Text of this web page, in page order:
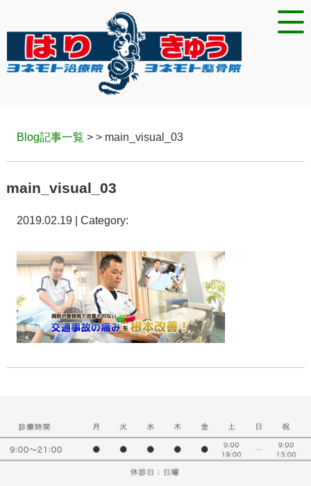
Blog記事一覧 > > main_visual_03
main_visual_03
2019.02.19 | Category: